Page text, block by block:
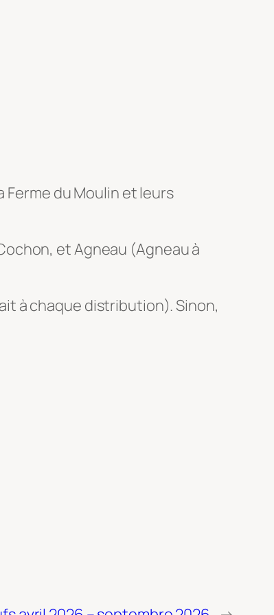
Ferme du Moulin et leurs
et Agneau (Agneau à
à chaque distribution). Sinon,